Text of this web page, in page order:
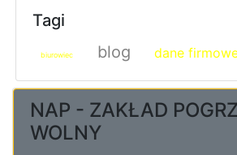
Tagi
biurowiec blog dane
NAP - ZAKŁAD
WOLNY